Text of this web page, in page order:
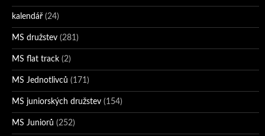
kalendář (24)
MS družstev (281)
MS flat track (2)
MS Jednotlivců (171)
MS juniorských družstev (154)
MS Juniorů (252)